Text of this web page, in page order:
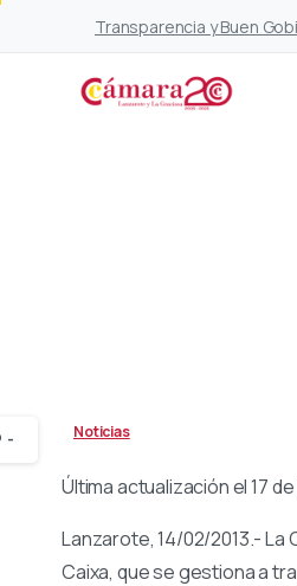
Transparencia y Buen
Noticias
Última actualización el 17
Lanzarote, 14/02/2013.-
Caixa, que se gestiona a
-